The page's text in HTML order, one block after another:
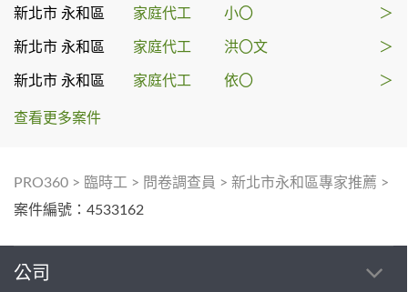
新北市 永和區 家庭代工 小〇 ＞
新北市 永和區 家庭代工 洪〇文 ＞
新北市 永和區 家庭代工 依〇 ＞
查看更多案件
PRO360 > 臨時工 > 問卷調查員 > 新北市永和區專家推薦 >
案件編號：4533162
公司